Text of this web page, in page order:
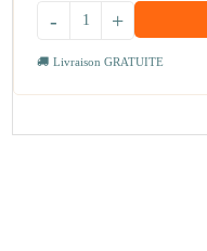
+
-
Livraison GRATUITE